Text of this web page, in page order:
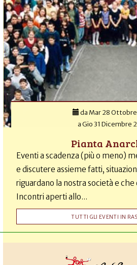
da Mar 28
aGio 31 Dicembre
Pianta
Eventi a scadenza (più o meno)
e discutere assieme fatti,
riguardano la nostra società e che
Incontri aperti allo...
TUTTI GLI EVENTI IN